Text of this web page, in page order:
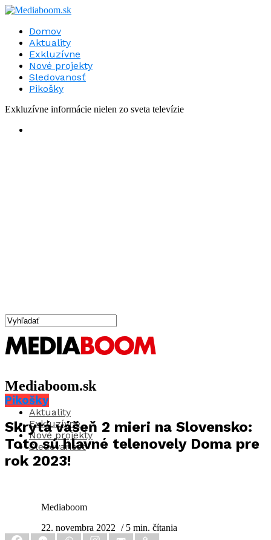
Domov
Aktuality
Exkluzívne
Nové projekty
Sledovanosť
Pikošky
Exkluzívne informácie nielen zo sveta televízie
Mediaboom.sk
Aktuality
Exkluzívne
Nové projekty
Sledovanosť
Pikošky
Skrytá vášeň 2 mieri na Slovensko:
Toto sú hlavné telenovely Doma pre
rok 2023!
Mediaboom
22. novembra 2022 / 5 min. čítania